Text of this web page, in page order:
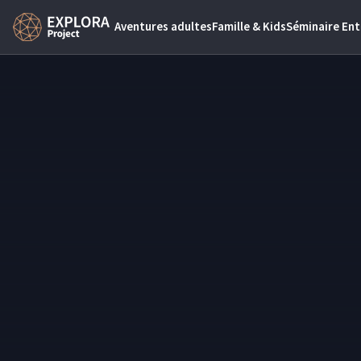
Aventures adultesFamille & KidsSéminaire